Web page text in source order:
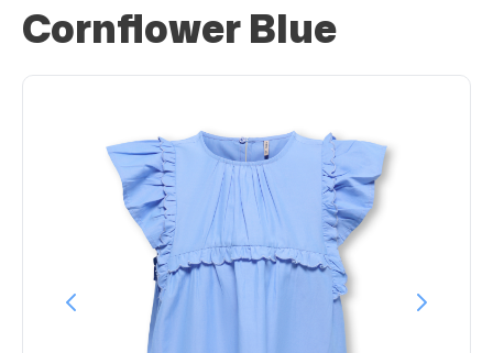
Cornflower Blue